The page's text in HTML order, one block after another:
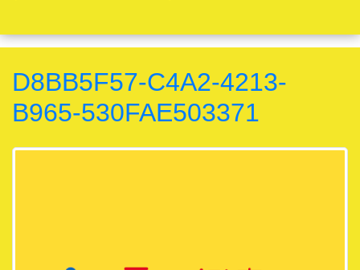
D8BB5F57-C4A2-4213-
B965-530FAE503371